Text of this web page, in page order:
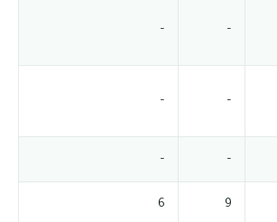
–
–
–
–
–
–
9
6